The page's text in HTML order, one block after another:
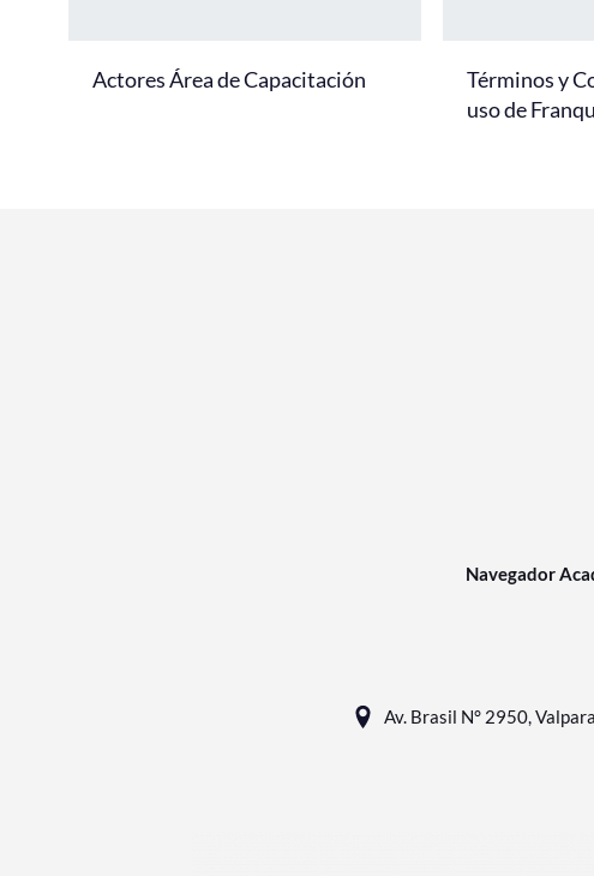
Actores Área de Capacitación
Términos y
uso de
Navegador
Av. Brasil N° 2950,